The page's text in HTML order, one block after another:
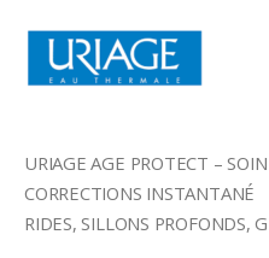
348.00
MAD.
URIAGE AGE PROTECT –
CORRECTIONS INSTANTANÉ
RIDES, SILLONS PROFONDS,